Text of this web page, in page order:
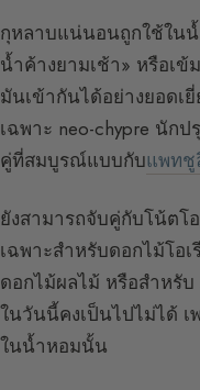
กุหลาบแน่นอนถูกใช้ใน
น้ำค้างยามเช้า» หรือเ
มันเข้ากันได้อย่างยอดเ
เฉพาะ neo-chypre นัก
คู่ที่สมบูรณ์แบบกับแพทชู
ยังสามารถจับคู่กับโน้ตโ
เฉพาะสำหรับดอกไม้โอ
ดอกไม้ผลไม้ หรือสำหรับ
ในวันนี้คงเป็นไปไม่ได้ เ
ในน้ำหอมนั้น